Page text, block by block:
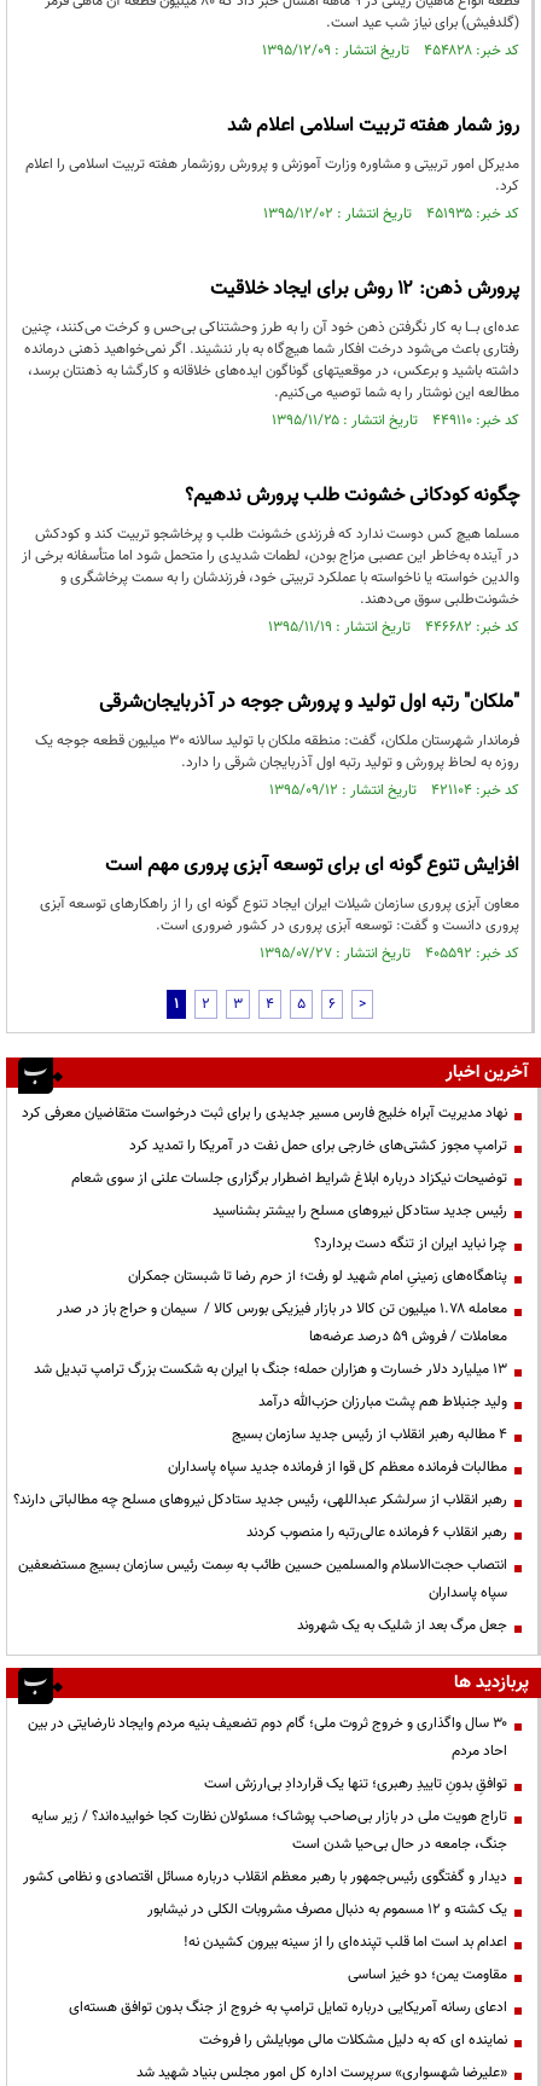
(گلدفیش) برای نیاز شب عید است.
کد خبر: ۴۵۴۸۲۸ تاریخ انتشار : ۱۳۹۵/۱۲/۰۹
روز شمار هفته تربیت اسلامی اعلام شد
مدیرکل امور تربیتی و مشاوره وزارت آموزش و پرورش روزشمار هفته تربیت اسلامی را اعلام
کرد.
کد خبر: ۴۵۱۹۳۵ تاریخ انتشار : ۱۳۹۵/۱۲/۰۲
پرورش ذهن: ۱۲ روش برای ایجاد خلاقیت
عده‌ای بـــا به کار نگرفتن ذهن خود آن را به طرز وحشتناکی بی‌حس و کرخت می‌کنند، چنین
رفتاری باعث می‌شود درخت افکار شما هیچ‌گاه به بار ننشیند. اگر نمی‌خواهید ذهنی درمانده
داشته باشید و برعکس، در موقعیتهای گوناگون ایده‌های خلاقانه و کارگشا به ذهنتان برسد،
مطالعه این نوشتار را به شما توصیه می‌کنیم.
کد خبر: ۴۴۹۱۱۰ تاریخ انتشار : ۱۳۹۵/۱۱/۲۵
چگونه کودکانی خشونت طلب پرورش ندهیم؟
مسلما هیچ کس دوست ندارد که فرزندی خشونت طلب و پرخاشجو تربیت کند و کودکش
در آینده به‌خاطر این عصبی مزاج بودن، لطمات شدیدی را متحمل شود اما متأسفانه برخی از
والدین خواسته یا ناخواسته با عملکرد تربیتی خود، فرزندشان را به سمت پرخاشگری و
خشونت‌طلبی سوق می‌دهند.
کد خبر: ۴۴۶۶۸۲ تاریخ انتشار : ۱۳۹۵/۱۱/۱۹
"ملکان" رتبه اول تولید و پرورش جوجه در آذربایجان‌شرقی
فرماندار شهرستان ملکان، گفت: منطقه ملکان با تولید سالانه 30 میلیون قطعه جوجه یک
روزه به لحاظ پرورش و تولید رتبه اول آذربایجان شرقی را دارد.
کد خبر: ۴۲۱۱۰۴ تاریخ انتشار : ۱۳۹۵/۰۹/۱۲
افزایش تنوع گونه ای برای توسعه آبزی پروری مهم است
معاون آبزی پروری سازمان شیلات ایران ایجاد تنوع گونه ای را از راهکارهای توسعه آبزی
پروری دانست و گفت: توسعه آبزی پروری در کشور ضروری است.
کد خبر: ۴۰۵۵۹۲ تاریخ انتشار : ۱۳۹۵/۰۷/۲۷
1 2 3 4 5 6 >
آخرین اخبار
نهاد مدیریت آبراه خلیج فارس مسیر جدیدی را برای ثبت درخواست متقاضیان معرفی کرد
ترامپ مجوز کشتی‌های خارجی برای حمل نفت در آمریکا را تمدید کرد
توضیحات نیکزاد درباره ابلاغ شرایط اضطرار برگزاری جلسات علنی از سوی شعام
رئیس جدید ستادکل نیروهای مسلح را بیشتر بشناسید
چرا نباید ایران از تنگه دست بردارد؟
پناهگاه‌های زمینیِ امام شهید لو رفت؛ از حرم رضا تا شبستان جمکران
معامله ۱.۷۸ میلیون تن کالا در بازار فیزیکی بورس کالا / سیمان و حراج باز در صدر
معاملات / فروش ۵۹ درصد عرضه‌ها
۱۳ میلیارد دلار خسارت و هزاران حمله؛ جنگ با ایران به شکست بزرگ ترامپ تبدیل شد
ولید جنبلاط هم پشت مبارزان حزب‌الله درآمد
۴ مطالبه رهبر انقلاب از رئیس جدید سازمان بسیج
مطالبات فرمانده معظم کل قوا از فرمانده جدید سپاه پاسداران
رهبر انقلاب از سرلشکر عبداللهی، رئیس جدید ستادکل نیروهای مسلح چه مطالباتی دارند؟
رهبر انقلاب ۶ فرمانده عالی‌رتبه را منصوب کردند
انتصاب حجت‌الاسلام ‌والمسلمین حسین طائب به سِمت رئیس سازمان بسیج مستضعفین
سپاه پاسداران
جعل مرگ بعد از شلیک به یک شهروند
پربازدید ها
۳۰ سال واگذاری و خروج ثروت ملی؛ گام دوم تضعیف بنیه مردم وایجاد نارضایتی در بین
احاد مردم
توافقِ بدونِ تاییدِ رهبری؛ تنها یک قراردادِ بی‌ارزش است
تاراج هویت ملی در بازار بی‌صاحب پوشاک؛ مسئولان نظارت کجا خوابیده‌اند؟ / زیر سایه
جنگ، جامعه در حال بی‌حیا شدن است
دیدار و گفتگوی رئیس‌جمهور با رهبر معظم انقلاب درباره مسائل اقتصادی و نظامی کشور
یک کشته و ۱۲ مسموم به دنبال مصرف مشروبات الکلی در نیشابور
اعدام بد است اما قلب تپنده‌ای را از سینه بیرون کشیدن نه!
مقاومت یمن؛ دو خیز اساسی
ادعای رسانه آمریکایی درباره تمایل ترامپ به خروج از جنگ بدون توافق هسته‌ای
نماینده ای که به دلیل مشکلات مالی موبایلش را فروخت
«علیرضا شهسواری» سرپرست اداره کل امور مجلس بنیاد شهید شد